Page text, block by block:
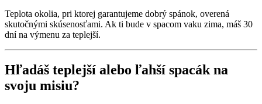
Teplota okolia, pri ktorej garantujeme dobrý spánok, overená
skutočnými skúsenosťami. Ak ti bude v spacom vaku zima, máš 30
dní na výmenu za teplejší.
Hľadáš teplejší alebo ľahší spacák na
svoju misiu?